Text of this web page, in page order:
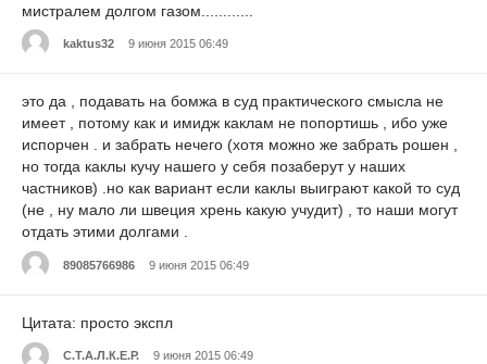
мистралем долгом газом............
kaktus32 9 июня 2015 06:49
это да , подавать на бомжа в суд практического смысла не
имеет , потому как и имидж каклам не попортишь , ибо уже
испорчен . и забрать нечего (хотя можно же забрать рошен ,
но тогда каклы кучу нашего у себя позаберут у наших
частников) .но как вариант если каклы выиграют какой то суд
(не , ну мало ли швеция хрень какую учудит) , то наши могут
отдать этими долгами .
89085766986 9 июня 2015 06:49
Цитата: просто экспл
С.Т.А.Л.К.Е.Р. 9 июня 2015 06:49